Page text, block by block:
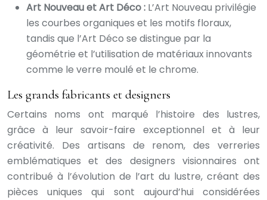
Art Nouveau et Art Déco : L’Art Nouveau privilégie
les courbes organiques et les motifs floraux,
tandis que l’Art Déco se distingue par la
géométrie et l’utilisation de matériaux innovants
comme le verre moulé et le chrome.
Les grands fabricants et designers
Certains noms ont marqué l’histoire des lustres,
grâce à leur savoir-faire exceptionnel et à leur
créativité. Des artisans de renom, des verreries
emblématiques et des designers visionnaires ont
contribué à l’évolution de l’art du lustre, créant des
pièces uniques qui sont aujourd’hui considérées